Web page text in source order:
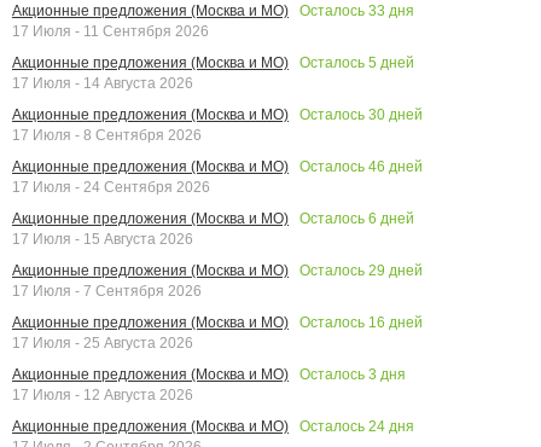
Акционные предложения (Москва и МО)
Осталось 33 дня
17 Июля - 11 Сентября 2026
Акционные предложения (Москва и МО)
Осталось 5 дней
17 Июля - 14 Августа 2026
Акционные предложения (Москва и МО)
Осталось 30 дней
17 Июля - 8 Сентября 2026
Акционные предложения (Москва и МО)
Осталось 46 дней
17 Июля - 24 Сентября 2026
Акционные предложения (Москва и МО)
Осталось 6 дней
17 Июля - 15 Августа 2026
Акционные предложения (Москва и МО)
Осталось 29 дней
17 Июля - 7 Сентября 2026
Акционные предложения (Москва и МО)
Осталось 16 дней
17 Июля - 25 Августа 2026
Акционные предложения (Москва и МО)
Осталось 3 дня
17 Июля - 12 Августа 2026
Акционные предложения (Москва и МО)
Осталось 24 дня